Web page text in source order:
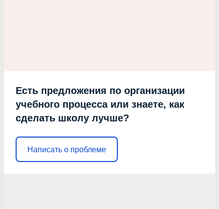
Есть предложения по организации
учебного процесса или знаете, как
сделать школу лучше?
Написать о проблеме